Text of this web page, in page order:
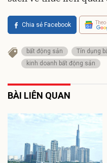
Chia sẻ Facebook
bất động sản Tín dụng
kinh doanh bất động sản
BÀI LIÊN QUAN